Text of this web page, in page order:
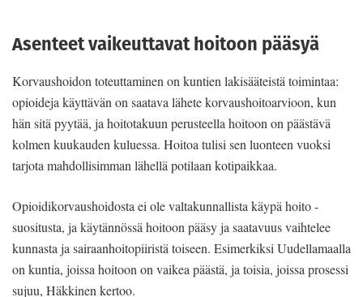
Asenteet vaikeuttavat hoitoon pääsyä
Korvaushoidon toteuttaminen on kuntien lakisääteistä toimintaa:
opioideja käyttävän on saatava lähete korvaushoitoarvioon, kun
hän sitä pyytää, ja hoitotakuun perusteella hoitoon on päästävä
kolmen kuukauden kuluessa. Hoitoa tulisi sen luonteen vuoksi
tarjota mahdollisimman lähellä potilaan kotipaikkaa.
Opioidikorvaushoidosta ei ole valtakunnallista käypä hoito -
suositusta, ja käytännössä hoitoon pääsy ja saatavuus vaihtelee
kunnasta ja sairaanhoitopiiristä toiseen. Esimerkiksi Uudellamaalla
on kuntia, joissa hoitoon on vaikea päästä, ja toisia, joissa prosessi
sujuu, Häkkinen kertoo.